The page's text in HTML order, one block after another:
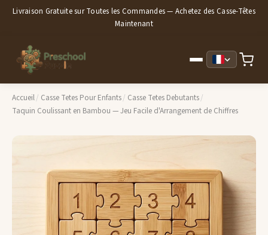
Livraison Gratuite sur Toutes les Commandes — Achetez des Casse-Têtes
Maintenant
Accueil/ Casse Tetes Pour Enfants/ Casse Tetes Debutants/
Taquin Coulissant en Bambou — Jeu Facile d'Arrangement de Chiffres